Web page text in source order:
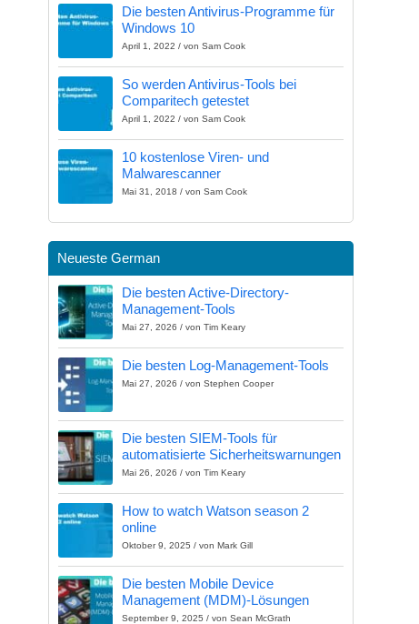
Die besten Antivirus-Programme für
Windows 10
April 1, 2022 / von Sam Cook
So werden Antivirus-Tools bei
Comparitech getestet
April 1, 2022 / von Sam Cook
10 kostenlose Viren- und
Malwarescanner
Mai 31, 2018 / von Sam Cook
Neueste German
Die besten Active-Directory-
Management-Tools
Mai 27, 2026 / von Tim Keary
Die besten Log-Management-Tools
Mai 27, 2026 / von Stephen Cooper
Die besten SIEM-Tools für
automatisierte Sicherheitswarnungen
Mai 26, 2026 / von Tim Keary
How to watch Watson season 2
online
Oktober 9, 2025 / von Mark Gill
Die besten Mobile Device
Management (MDM)-Lösungen
September 9, 2025 / von Sean McGrath